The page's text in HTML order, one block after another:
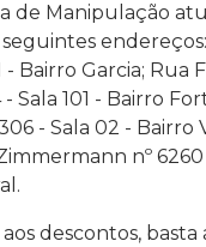
de Manipulação
- Bairro Garcia; Rua
Sala 101 - Bairro
- Sala 02 - Bairro
nº 6260
aos descontos,